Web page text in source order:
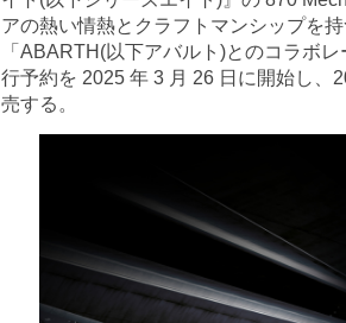
アの熱い情熱とクラフトマンシップを
「ABARTH(以下アバルト)とのコラボ
行予約を 2025 年 3 月 26 日に開始し、
売する。